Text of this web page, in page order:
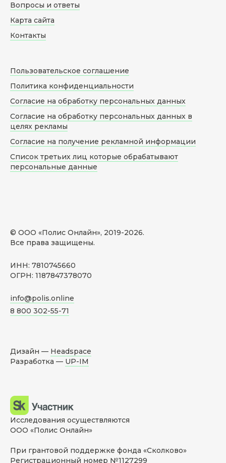
© ООО «Полис Онлайн», 2019-2026.
Все права защищены.
ИНН: 7810745660
ОГРН: 1187847378070
info@polis.online
8 800 302-55-71
Вопросы и ответы
Карта сайта
Контакты
Пользовательское соглашение
Политика конфиденциальности
Согласие на обработку персональных данных
Согласие на обработку персональных данных в
целях рекламы
Согласие на получение рекламной информации
Список третьих лиц которые обрабатывают
персональные данные
Дизайн — Headspace
Разработка — UP-IM
Исследования осуществляются
ООО «Полис Онлайн»
При грантовой поддержке фонда «Сколково»
Регистрационный номер №1127299